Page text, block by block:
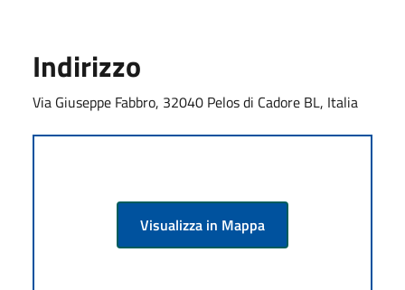
Indirizzo
Via Giuseppe Fabbro, 32040 Pelos di Cadore BL, Italia
Visualizza in Mappa